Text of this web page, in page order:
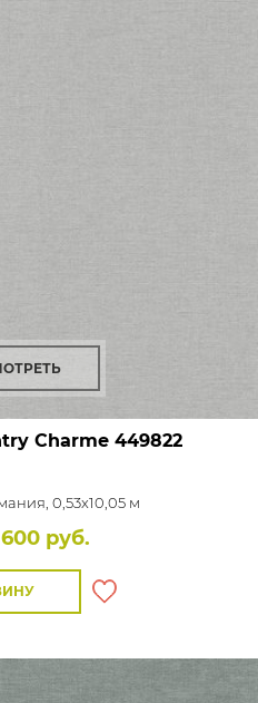
Charme 449822
0,53x10,05 м
руб.